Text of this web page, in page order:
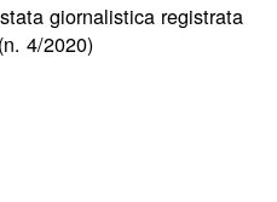
giornalistica registrata
4/2020)